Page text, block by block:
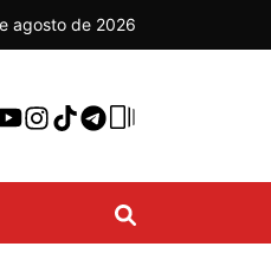
agosto de 2026